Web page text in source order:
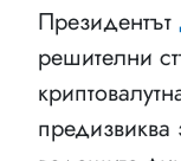
Президентът
решителни
предизвиква